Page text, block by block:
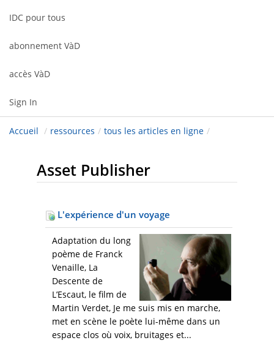
IDC pour tous
abonnement VàD
accès VàD
Sign In
Accueil / ressources / tous les articles en ligne /
Asset Publisher
L'expérience d'un voyage
Adaptation du long
poème de Franck
Venaille, La
Descente de
L’Escaut, le film de
Martin Verdet, Je me suis mis en marche,
met en scène le poète lui-même dans un
espace clos où voix, bruitages et...